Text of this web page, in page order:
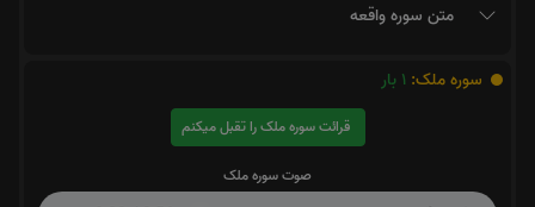
متن سوره واقعه
سوره ملک: 1 بار
قرائت سوره ملک را تقبل میکنم
صوت سوره ملک